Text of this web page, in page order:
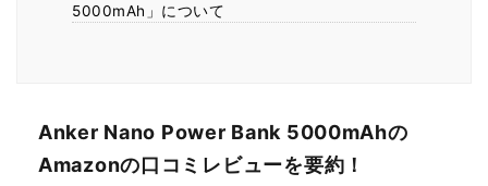
5000mAh」について
Anker Nano Power Bank 5000mAhの
Amazonの口コミレビューを要約！